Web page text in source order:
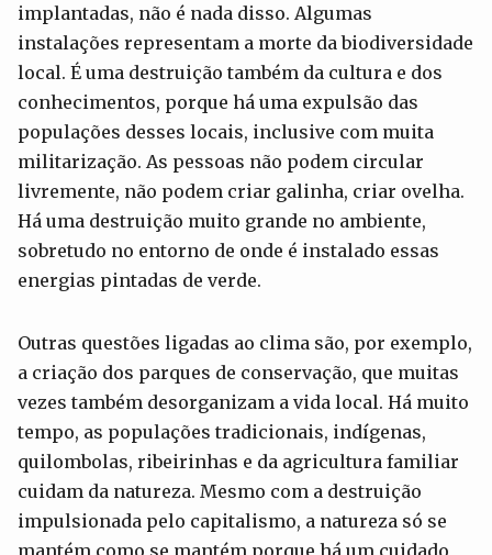
implantadas, não é nada disso. Algumas
instalações representam a morte da biodiversidade
local. É uma destruição também da cultura e dos
conhecimentos, porque há uma expulsão das
populações desses locais, inclusive com muita
militarização. As pessoas não podem circular
livremente, não podem criar galinha, criar ovelha.
Há uma destruição muito grande no ambiente,
sobretudo no entorno de onde é instalado essas
energias pintadas de verde.
Outras questões ligadas ao clima são, por exemplo,
a criação dos parques de conservação, que muitas
vezes também desorganizam a vida local. Há muito
tempo, as populações tradicionais, indígenas,
quilombolas, ribeirinhas e da agricultura familiar
cuidam da natureza. Mesmo com a destruição
impulsionada pelo capitalismo, a natureza só se